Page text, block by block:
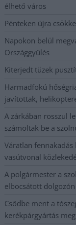
élhető város
Pénteken újra
Napokon belül
Országgyűlés
Kiterjedt tüzek
Harmadfokú
javítottak,
A zárkában rosszul
számoltak be a
Váratlan
vasútvonal
A polgármester a
elbocsátott
Csődbe ment a
kerékpárgyártás